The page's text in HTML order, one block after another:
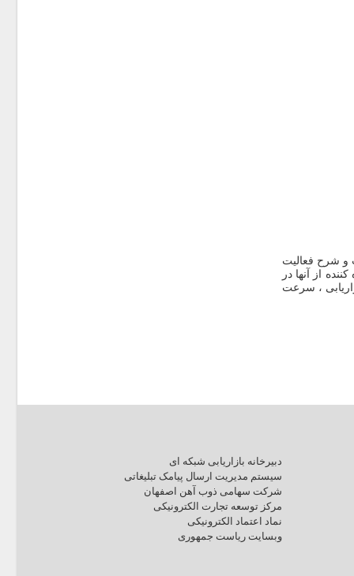
و شرح فعالیت
از آنها در
، سرعت
دبیرخانه بازاریابی شبکه ای
سیستم مدیریت ارسال پیامک تبلیغاتی
شرکت سهامی ذوب آهن اصفهان
مرکز توسعه تجارت الکترونیکی
نماد اعتماد الکترونیکی
وبسایت ریاست جمهوری